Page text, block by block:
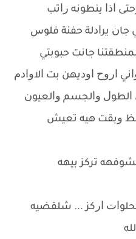
ﺍﺫﺍ ﻳﻨﻄﻮﻧﻪ ﺭﺍﺗﺐ
ﻳﺮﺍﺩﻟﺔ ﺣﻔﻨﺔ ﻓﻠﻮﺱ
ﺟﺎﻧﺖ ﺣﺒﻮﺑﺘﻲ
ﺍﺭﻭﺡ ﺍﻭﺩﻳﻬﻦ ﺑﺖ ﺍﻻﻭﺍﺩﻡ
ﺍﻟﻄﻮﻝ ﻭﺍﻟﺠﺴﻢ ﻭﺍﻟﻌﻴﻮﻥ
ﻭﺑﻘﺖ ﻫﻴﻪ ﺗﻌﻴﺶ
ﺗﺮﻛﺰ ﺑﻴﻬﻪ
ﺍﺭﻛﺰ ... ﺷﻠﻘﻀﻴﻪ